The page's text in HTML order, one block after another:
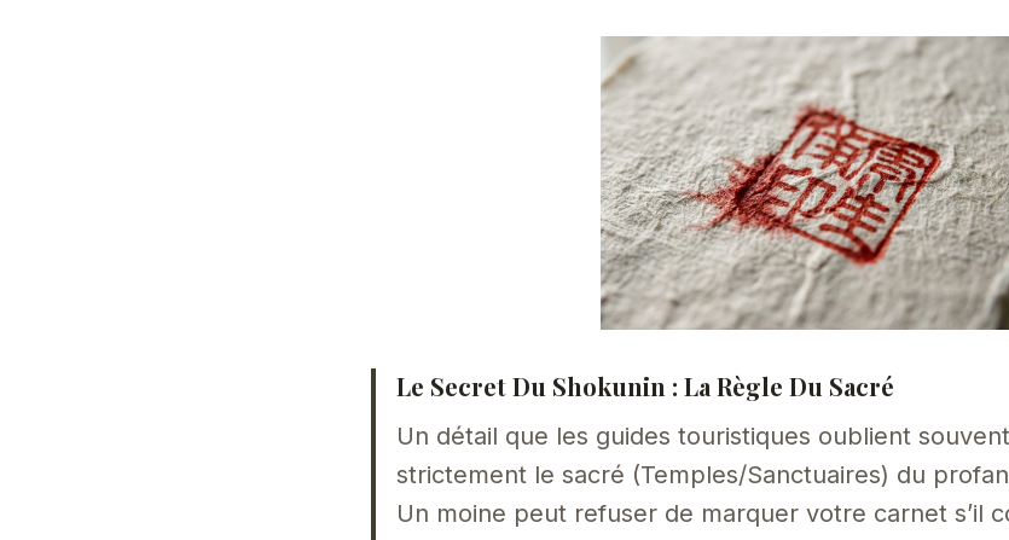
Le Secret Du Shokunin : La Règle Du Sacré
Un détail que les guides touristiques oublient
strictement le sacré (Temples/Sanctuaires) du
Un moine peut refuser de marquer votre carnet s’il